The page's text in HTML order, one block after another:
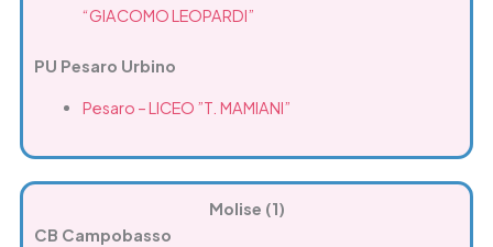
“GIACOMO LEOPARDI”
PU Pesaro Urbino
Pesaro – LICEO ”T. MAMIANI”
Molise (1)
CB Campobasso